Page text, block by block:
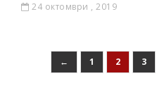
24 октомври , 2019
← 1 2 3